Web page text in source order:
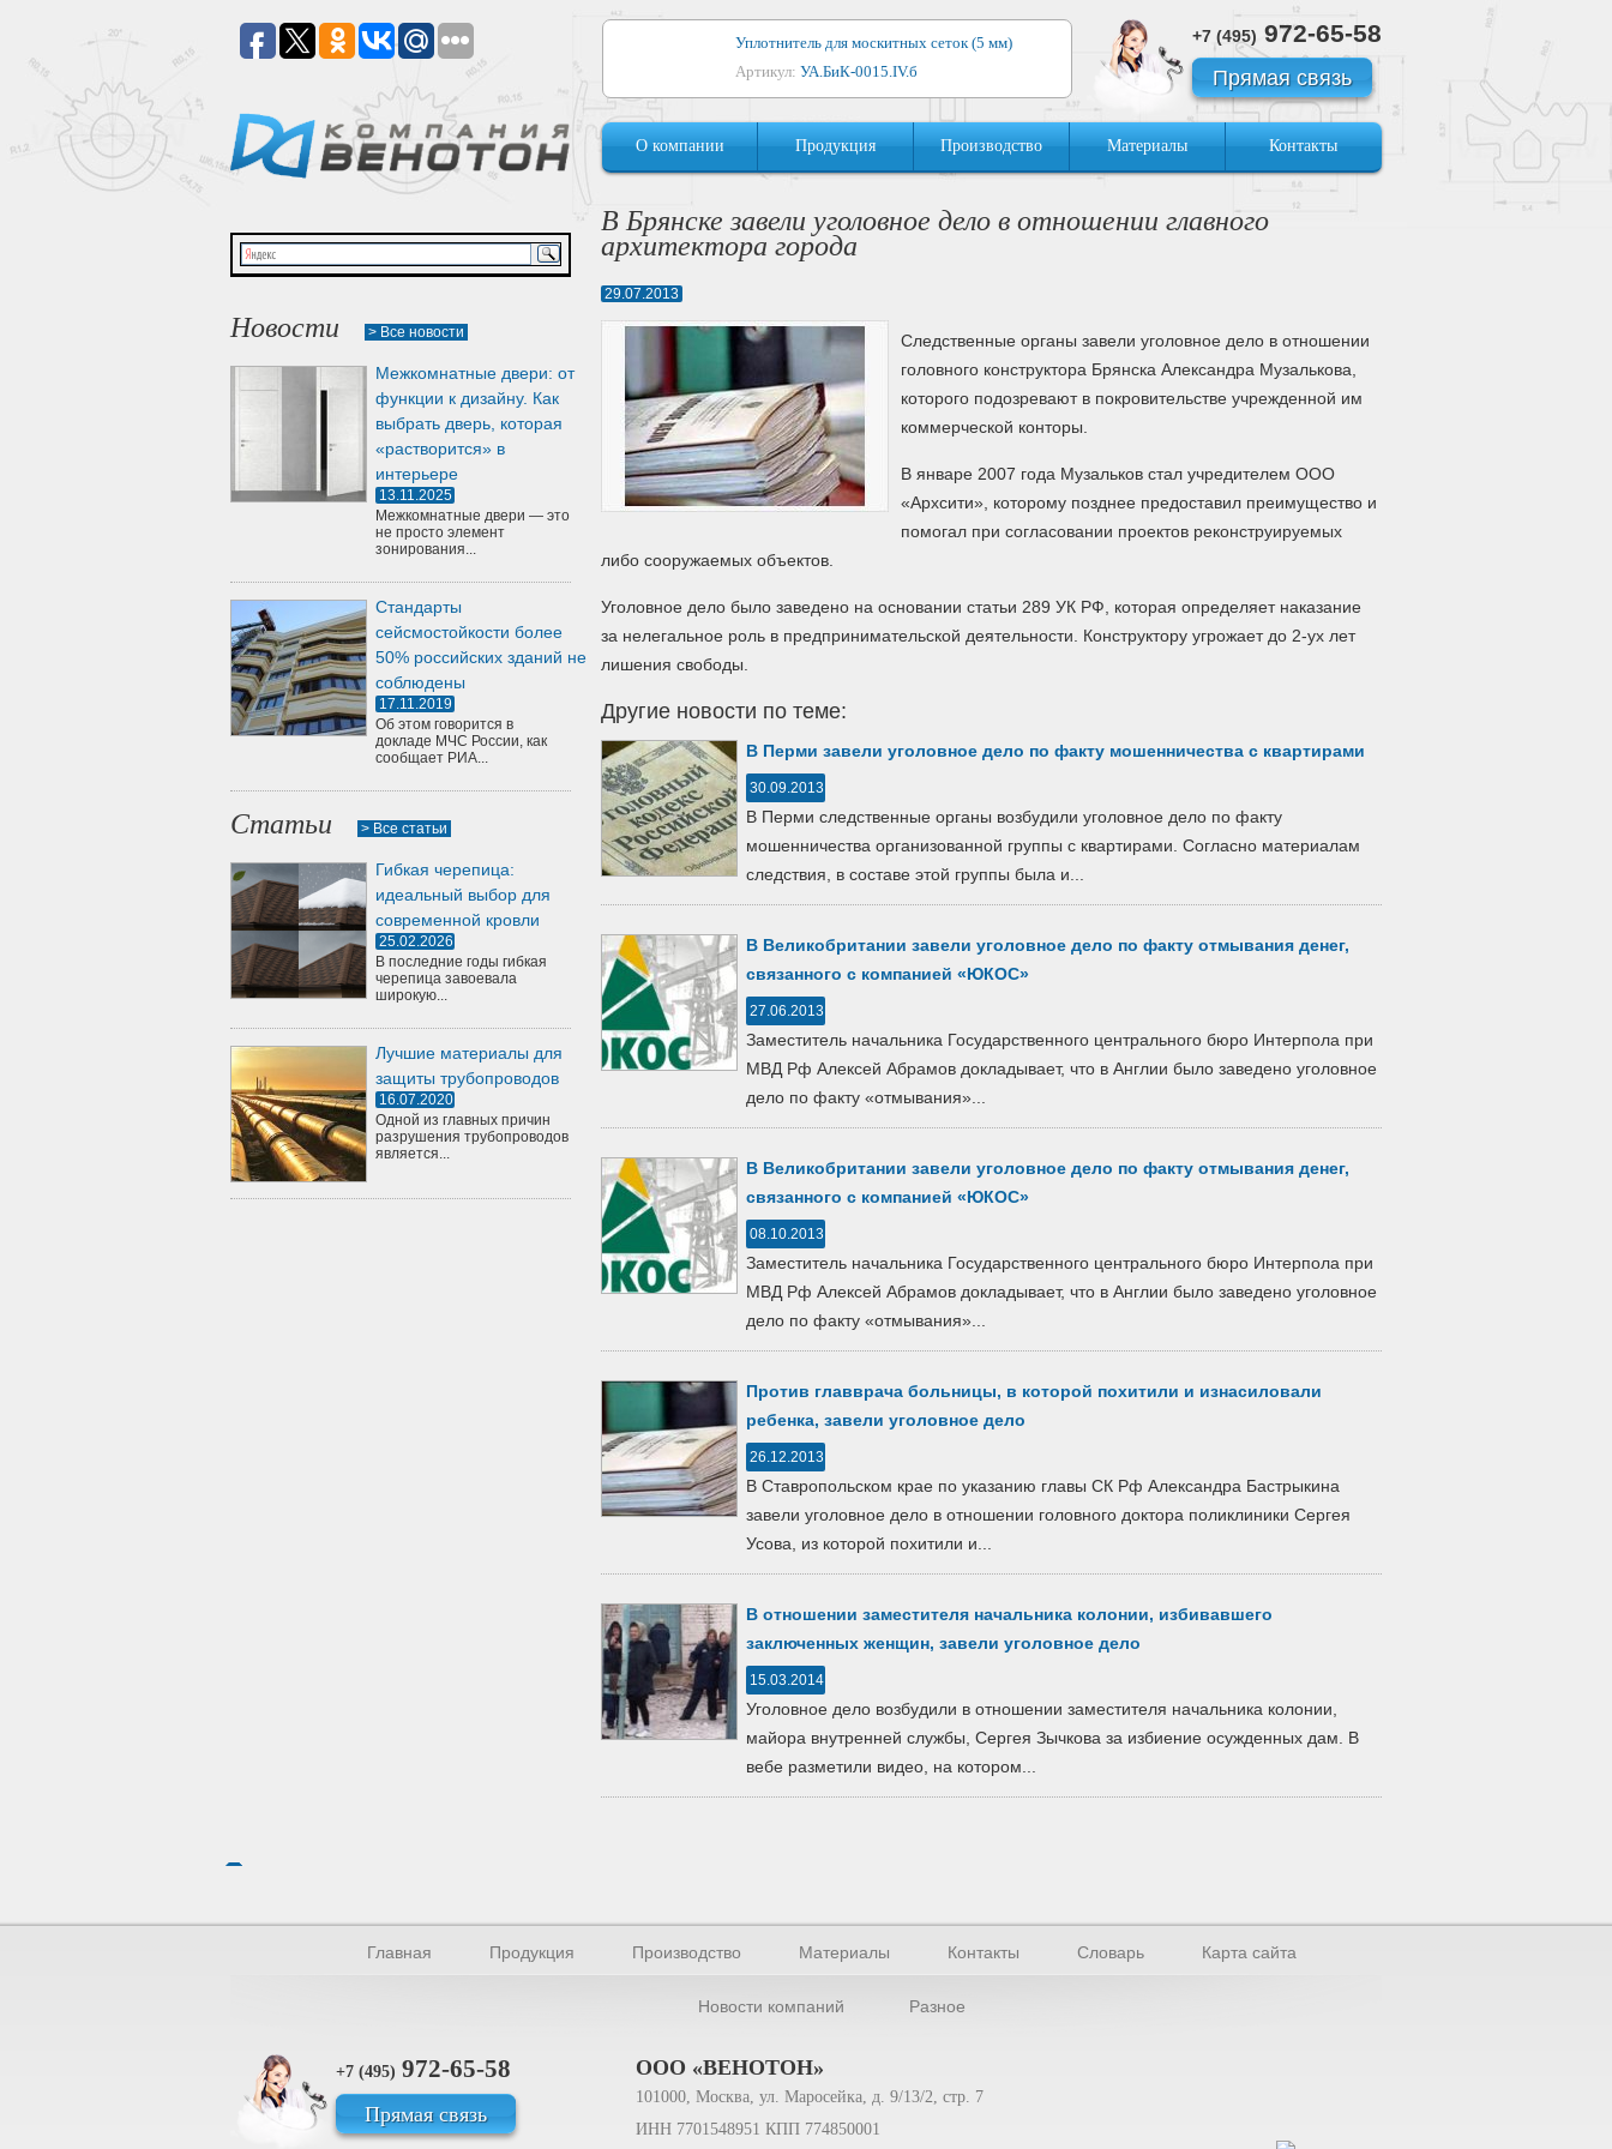
Уплотнитель для москитных сеток (5 мм)
Артикул: УА.БиК-0015.IV.б
Уплотнитель для алюминиевых окон
Артикул:1044
Артикул:УМ.БиК-0062.IV.б
Артикул:УК-10.4
+7 (495) 972-65-58
Прямая связь
О компании Продукция Производство Материалы Контакты
Новости > Все новости
Межкомнатные двери: от
функции к дизайну. Как
выбрать дверь, которая
«растворится» в
интерьере
13.11.2025
Межкомнатные двери — это
не просто элемент
зонирования...
Стандарты
сейсмостойкости более
50% российских зданий не
соблюдены
17.11.2019
Об этом говорится в
докладе МЧС России, как
сообщает РИА...
Статьи > Все статьи
Гибкая черепица:
идеальный выбор для
современной кровли
25.02.2026
В последние годы гибкая
черепица завоевала
широкую...
Лучшие материалы для
защиты трубопроводов
16.07.2020
Одной из главных причин
разрушения трубопроводов
является...
В Брянске завели уголовное дело в отношении главного
архитектора города
29.07.2013
Следственные органы завели уголовное дело в отношении
головного конструктора Брянска Александра Музалькова,
которого подозревают в покровительстве учрежденной им
коммерческой конторы.
В январе 2007 года Музальков стал учредителем ООО
«Архсити», которому позднее предоставил преимущество и
помогал при согласовании проектов реконструируемых
либо сооружаемых объектов.
Уголовное дело было заведено на основании статьи 289 УК РФ, которая определяет наказание
за нелегальное роль в предпринимательской деятельности.
Конструктору угрожает до 2-ух лет
лишения свободы.
Другие новости по теме:
В Перми завели уголовное дело по факту мошенничества с квартирами
30.09.2013
В Перми следственные органы возбудили уголовное дело по факту
мошенничества организованной группы с квартирами. Согласно материалам
следствия, в составе этой группы была и...
В Великобритании завели уголовное дело по факту отмывания денег,
связанного с компанией «ЮКОС»
27.06.2013
Заместитель начальника Государственного центрального бюро Интерпола при
МВД Рф Алексей Абрамов докладывает, что в Англии было заведено уголовное
дело по факту «отмывания»...
В Великобритании завели уголовное дело по факту отмывания денег,
связанного с компанией «ЮКОС»
08.10.2013
Заместитель начальника Государственного центрального бюро Интерпола при
МВД Рф Алексей Абрамов докладывает, что в Англии было заведено уголовное
дело по факту «отмывания»...
Против главврача больницы, в которой похитили и изнасиловали
ребенка, завели уголовное дело
26.12.2013
В Ставропольском крае по указанию главы СК Рф Александра Бастрыкина
завели уголовное дело в отношении головного доктора поликлиники Сергея
Усова, из которой похитили и...
В отношении заместителя начальника колонии, избивавшего
заключенных женщин, завели уголовное дело
15.03.2014
Уголовное дело возбудили в отношении заместителя начальника колонии,
майора внутренней службы, Сергея Зычкова за избиение осужденных дам. В
вебе разметили видео, на котором...
Главная Продукция Производство Материалы Контакты Словарь Карта сайта
Новости компаний Разное
+7 (495) 972-65-58
Прямая связь
ООО «ВЕНОТОН»
101000, Москва, ул. Маросейка, д. 9/13/2, стр. 7
ИНН 7701548951 КПП 774850001